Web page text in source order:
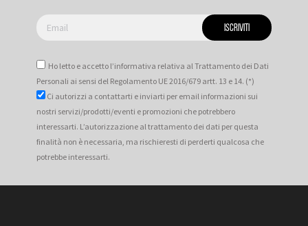
Ho letto e accetto l’informativa relativa al Trattamento dei Dati
Personali ai sensi del Regolamento UE 2016/679 artt. 13 e 14. (*)
Ci autorizzi a contattarti e inviarti per email informazioni sui
nostri servizi/prodotti/eventi e promozioni che potrebbero
interessarti. L’autorizzazione al trattamento dei dati per questa
finalità non è necessaria, ma rischieresti di perderti qualcosa che
potrebbe interessarti.